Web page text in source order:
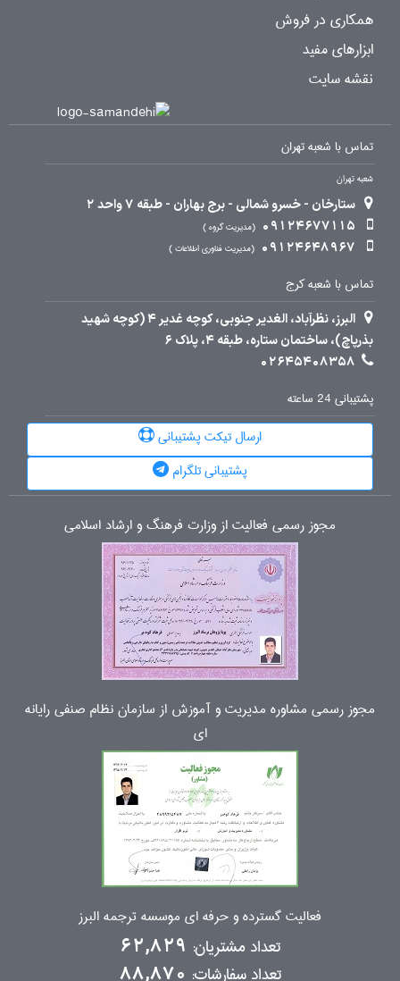
همکاری در فروش
ابزارهای مفید
نقشه سایت
تماس با شعبه تهران
شعبه تهران
ستارخان - خسرو شمالی - برج بهاران - طبقه 7 واحد 2
09124677115
مدیریت گروه
09124648967 مدیریت فناوری اطلاعات
تماس با شعبه کرج
البرز، نظرآباد، الغدیر جنوبی، کوچه غدیر 4 (کوچه شهید
بذرپاچ)، ساختمان ستاره، طبقه 4، پلاک 6
02645408358
پشتیبانی 24 ساعته
ارسال تیکت پشتیبانی
پشتیبانی تلگرام
مجوز رسمی فعالیت از وزارت فرهنگ و ارشاد اسلامی
مجوز رسمی مشاوره مدیریت و آموزش از سازمان نظام صنفی رایانه
ای
فعالیت گسترده و حرفه ای موسسه ترجمه البرز
تعداد مشتریان: 62,829
تعداد سفارشات: 88,870